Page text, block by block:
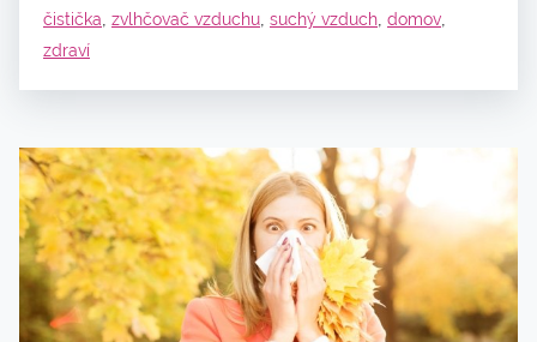
čistička zvlhčovač vzduchu suchý vzduch domov
zdraví